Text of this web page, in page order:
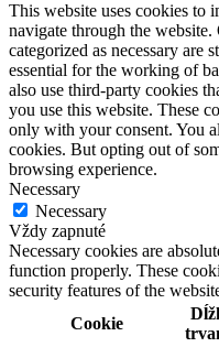
This website uses cookies to
navigate through the website.
categorized as necessary are
essential for the working of
also use third-party cookies
you use this website. These
only with your consent. You
cookies. But opting out of
browsing experience.
Necessary
Necessary
Vždy zapnuté
Necessary cookies are
function properly. These
security features of the
Cookie